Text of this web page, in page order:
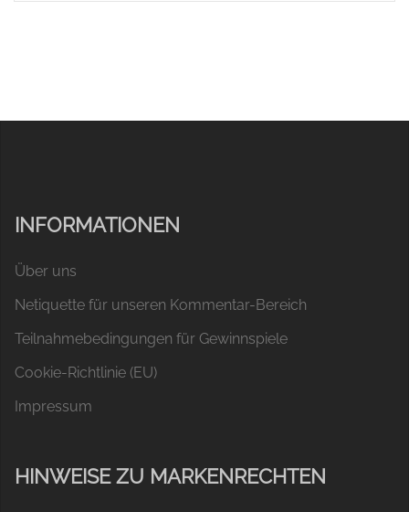
INFORMATIONEN
Über uns
Netiquette für unseren Kommentar-Bereich
Teilnahmebedingungen für Gewinnspiele
Cookie-Richtlinie (EU)
Impressum
HINWEISE ZU MARKENRECHTEN